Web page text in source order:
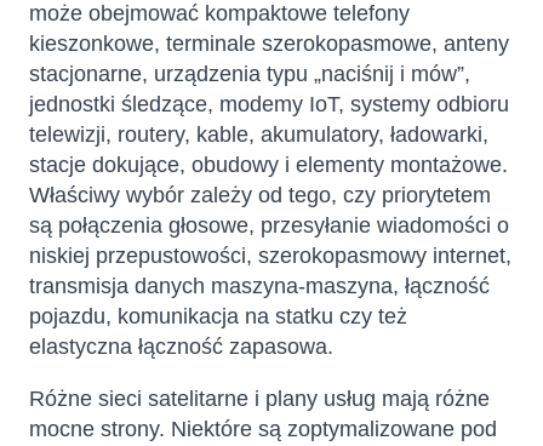
może obejmować kompaktowe telefony
kieszonkowe, terminale szerokopasmowe, anteny
stacjonarne, urządzenia typu „naciśnij i mów”,
jednostki śledzące, modemy IoT, systemy odbioru
telewizji, routery, kable, akumulatory, ładowarki,
stacje dokujące, obudowy i elementy montażowe.
Właściwy wybór zależy od tego, czy priorytetem
są połączenia głosowe, przesyłanie wiadomości o
niskiej przepustowości, szerokopasmowy internet,
transmisja danych maszyna-maszyna, łączność
pojazdu, komunikacja na statku czy też
elastyczna łączność zapasowa.
Różne sieci satelitarne i plany usług mają różne
mocne strony. Niektóre są zoptymalizowane pod